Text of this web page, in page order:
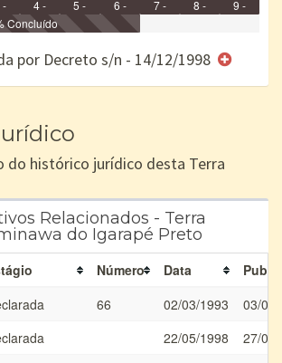
-
4 -
Reservada
5 -
Homologada
6 -
Registrada
e/ou
7 -
8 -
9 -
Concluído
por Decreto s/n - 14/12/1998
do histórico jurídico desta Terra
Relacionados - Terra
do Igarapé Preto
Número Data
66 02/03/1993
03/
22/05/1998
27/